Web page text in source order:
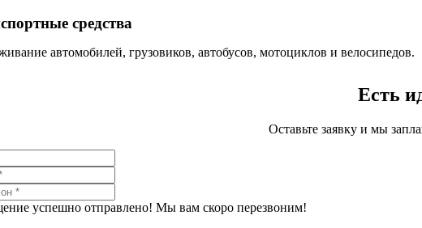
средства
автомобилей, грузовиков, автобусов, мотоциклов и велосипедов.
Есть
Оставьте заявку и мы
успешно отправлено! Мы вам скоро перезвоним!